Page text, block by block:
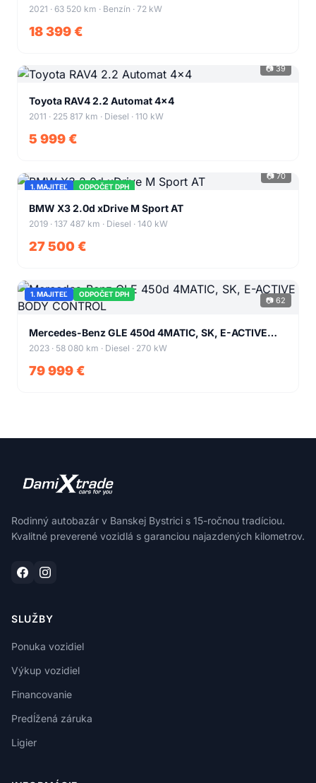
2021 · 63 520 km · Benzín · 72 kW
18 399 €
📷 39
+35
Toyota RAV4 2.2 Automat 4x4
2011 · 225 817 km · Diesel · 110 kW
5 999 €
1. MAJITEĽ ODPOČET DPH
📷 70
+66
BMW X3 2.0d xDrive M Sport AT
2019 · 137 487 km · Diesel · 140 kW
27 500 €
1. MAJITEĽ ODPOČET DPH
📷 62
+58
Mercedes-Benz GLE 450d 4MATIC, SK, E-ACTIVE
BODY CONTROL
2023 · 58 080 km · Diesel · 270 kW
79 999 €
Rodinný autobazár v Banskej Bystrici s 15-ročnou tradíciou.
Kvalitné preverené vozidlá s garanciou najazdených kilometrov.
SLUŽBY
Ponuka vozidiel
Výkup vozidiel
Financovanie
Predĺžená záruka
Ligier